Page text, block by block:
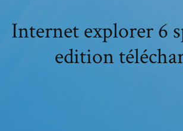
Internet explorer 6
edition